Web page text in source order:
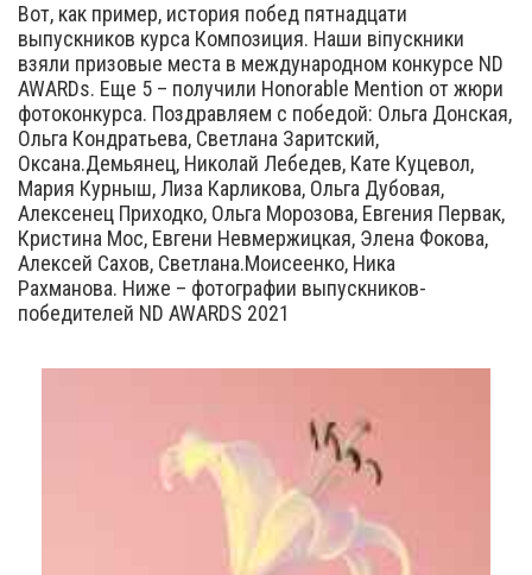
Вот, как пример, история побед пятнадцати
выпускников курса Композиция. Наши віпускники
взяли призовые места в международном конкурсе ND
AWARDs. Еще 5 – получили Honorable Mention от жюри
фотоконкурса. Поздравляем с победой: Ольга Донская,
Ольга Кондратьева, Светлана Заритский,
Оксана.Демьянец, Николай Лебедев, Кате Куцевол,
Мария Курныш, Лиза Карликова, Ольга Дубовая,
Алексенец Приходко, Ольга Морозова, Евгения Первак,
Кристина Мос, Евгени Невмержицкая, Элена Фокова,
Алексей Сахов, Светлана.Моисеенко, Ника
Рахманова. Ниже – фотографии выпускников-
победителей ND AWARDS 2021